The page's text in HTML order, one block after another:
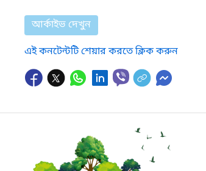
আর্কাইভ দেখুন
এই কনটেন্টটি শেয়ার করতে ক্লিক করুন